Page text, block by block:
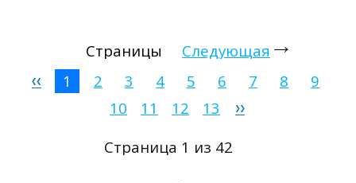
Страницы
Следующая
1
2 3 4 5 6 7 8
9
10
11 12
13
Страница 1 из 42